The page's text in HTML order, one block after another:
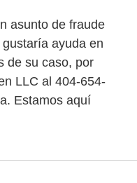
asunto de fraude
ayuda en
de su caso, por
LLC al 404-654-
Estamos aquí